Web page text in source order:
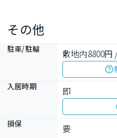
その他
駐車/駐輪 敷地内8800円
入居時期
即
損保
要